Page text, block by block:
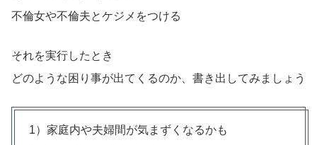
不倫女や不倫夫とケジメをつける
それを実行したとき
どのような困り事が出てくるのか、書き出してみましょう
1）家庭内や夫婦間が気まずくなるかも